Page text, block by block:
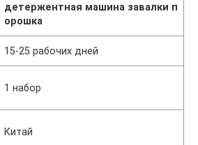
детержентная машина завалки п
орошка
15-25 рабочих дней
1 набор
Китай